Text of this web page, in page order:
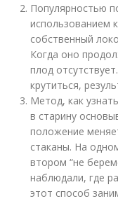
Популярностью
использованием
собственный
Когда оно
плод
крутиться,
Метод, как
в старину
положение
стаканы. На
втором “не
наблюдали, где
этот способ